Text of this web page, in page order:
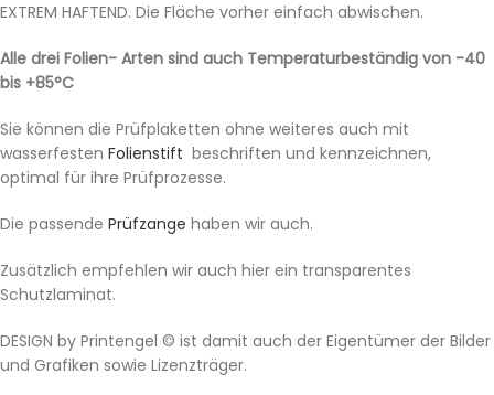
EXTREM HAFTEND. Die Fläche vorher einfach abwischen.
Alle drei Folien- Arten sind auch Temperaturbeständig von -40
bis +85°C
Sie können die Prüfplaketten ohne weiteres auch mit
wasserfesten Folienstift beschriften und kennzeichnen,
optimal für ihre Prüfprozesse.
Die passende Prüfzange haben wir auch.
Zusätzlich empfehlen wir auch hier ein transparentes
Schutzlaminat.
DESIGN by Printengel © ist damit auch der Eigentümer der Bilder
und Grafiken sowie Lizenzträger.